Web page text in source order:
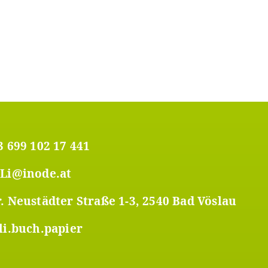
699 102 17 441
Neustädter Straße 1-3, 2540 Bad Vöslau